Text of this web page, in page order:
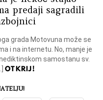
predaji sagradili
grada Motovuna može se
i na internetu. No, manje je
samostanu sv.
OTKRIJ!